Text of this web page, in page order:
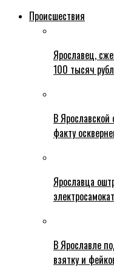
Происшествия
Ярославец,
100 тысяч
В Ярославской
факту
Ярославца
В Ярославле
взятку и